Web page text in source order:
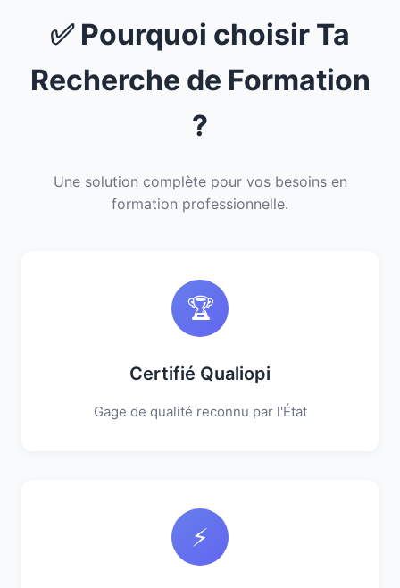
✅ Pourquoi choisir Ta
Recherche de Formation
?
Une solution complète pour vos besoins en
formation professionnelle.
🏆
Certifié Qualiopi
Gage de qualité reconnu par l'État
⚡